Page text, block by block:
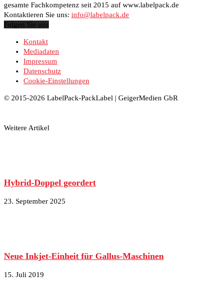
gesamte Fachkompetenz seit 2015 auf www.labelpack.de
Kontaktieren Sie uns: info@labelpack.de
Folgen Sie uns
Kontakt
Mediadaten
Impressum
Datenschutz
Cookie-Einstellungen
© 2015-2026 LabelPack-PackLabel | GeigerMedien GbR
Weitere Artikel
Hybrid-Doppel geordert
23. September 2025
Neue Inkjet-Einheit für Gallus-Maschinen
15. Juli 2019